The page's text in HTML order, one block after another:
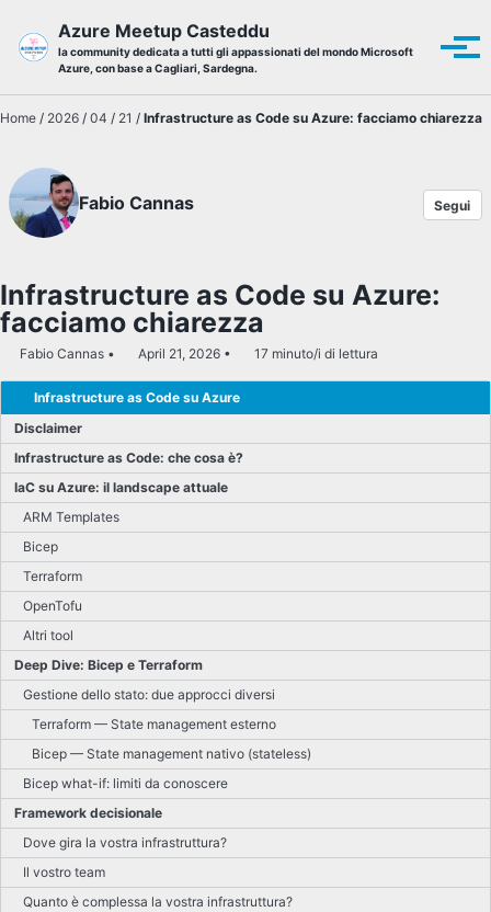
Azure Meetup Casteddu
la community dedicata a tutti gli appassionati del mondo Microsoft
Azure, con base a Cagliari, Sardegna.
Home / 2026 / 04 / 21 / Infrastructure as Code su Azure: facciamo chiarezza
Fabio Cannas Segui
Infrastructure as Code su Azure:
facciamo chiarezza
Fabio Cannas April 21, 2026 17 minuto/i di lettura
Infrastructure as Code su Azure
Disclaimer
Infrastructure as Code: che cosa è?
IaC su Azure: il landscape attuale
ARM Templates
Bicep
Terraform
OpenTofu
Altri tool
Deep Dive: Bicep e Terraform
Gestione dello stato: due approcci diversi
Terraform — State management esterno
Bicep — State management nativo (stateless)
Bicep what-if: limiti da conoscere
Framework decisionale
Dove gira la vostra infrastruttura?
Il vostro team
Quanto è complessa la vostra infrastruttura?